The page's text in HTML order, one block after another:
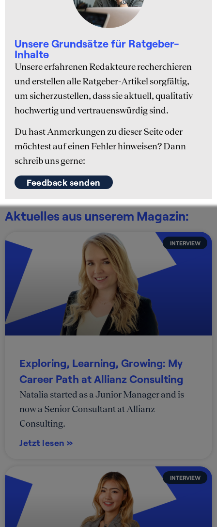
Unsere Grundsätze für Ratgeber-
Inhalte
Unsere erfahrenen Redakteure recherchieren
und erstellen alle Ratgeber-Artikel sorgfältig,
um sicherzustellen, dass sie aktuell, qualitativ
hochwertig und vertrauenswürdig sind.
Du hast Anmerkungen zu dieser Seite oder
möchtest auf einen Fehler hinweisen? Dann
schreib uns gerne:
Feedback senden
Aktuelles aus unserem Magazin:
INTERVIEW
Exploring, Learning, Growing: My
Career Path at Allianz Consulting
Natalia started as a Junior Manager and is
now a Senior Consultant at Allianz
Consulting.
Jetzt lesen »
INTERVIEW